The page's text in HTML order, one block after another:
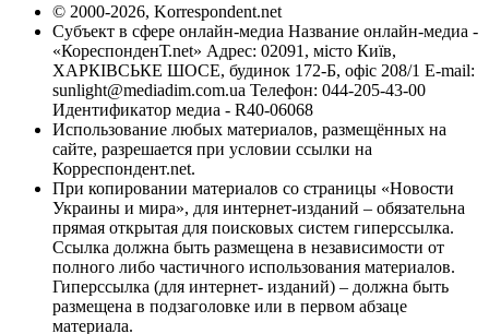
© 2000-2026, Korrespondent.net
Субъект в сфере онлайн-медиа Название онлайн-медиа -
«КореспонденТ.net» Адрес: 02091, місто Київ,
ХАРКІВСЬКЕ ШОСЕ, будинок 172-Б, офіс 208/1 E-mail:
sunlight@mediadim.com.ua Телефон: 044-205-43-00
Идентификатор медиа - R40-06068
Использование любых материалов, размещённых на
сайте, разрешается при условии ссылки на
Корреспондент.net.
При копировании материалов со страницы «Новости
Украины и мира», для интернет-изданий – обязательна
прямая открытая для поисковых систем гиперссылка.
Ссылка должна быть размещена в независимости от
полного либо частичного использования материалов.
Гиперссылка (для интернет- изданий) – должна быть
размещена в подзаголовке или в первом абзаце
материала.